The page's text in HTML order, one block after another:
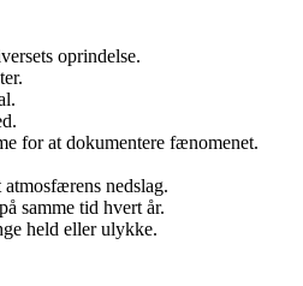
oprindelse.
for at dokumentere fænomenet.
nedslag.
samme tid hvert år.
held eller ulykke.